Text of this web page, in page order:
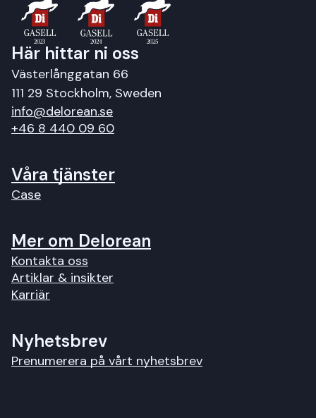
Här hittar ni oss
Västerlånggatan 66
111 29 Stockholm, Sweden
info@delorean.se
+46 8 440 09 60
Våra tjänster
Case
Mer om Delorean
Kontakta oss
Artiklar & insikter
Karriär
Nyhetsbrev
Prenumerera på vårt nyhetsbrev